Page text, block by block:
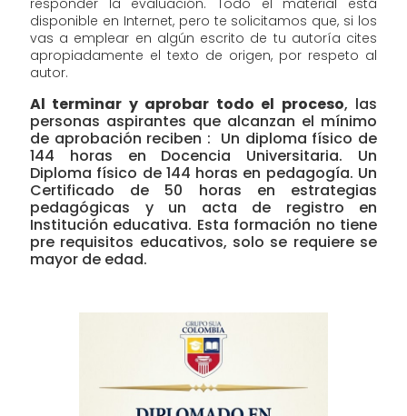
responder la evaluación. Todo el material está
disponible en Internet, pero te solicitamos que, si los
vas a emplear en algún escrito de tu autoría cites
apropiadamente el texto de origen, por respeto al
autor.
Al terminar y aprobar todo el proceso, las
personas aspirantes que alcanzan el mínimo
de aprobación reciben : Un diploma físico de
144 horas en Docencia Universitaria. Un
Diploma físico de 144 horas en pedagogía. Un
Certificado de 50 horas en estrategias
pedagógicas y un acta de registro en
Institución educativa. Esta formación no tiene
pre requisitos educativos, solo se requiere se
mayor de edad.